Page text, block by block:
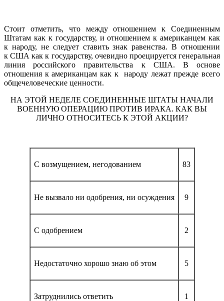
Стоит отметить, что между отношением к Соединенным
Штатам как к государству, и отношением к американцем как
к народу, не следует ставить знак равенства. В отношении
к США как к государству, очевидно проецируется генеральная
линия российского правительства к США. В основе
отношения к американцам как к народу лежат прежде всего
общечеловеческие ценности.
НА ЭТОЙ НЕДЕЛЕ СОЕДИНЕННЫЕ ШТАТЫ НАЧАЛИ
ВОЕННУЮ ОПЕРАЦИЮ ПРОТИВ ИРАКА. КАК ВЫ
ЛИЧНО ОТНОСИТЕСЬ К ЭТОЙ АКЦИИ?
С возмущением, негодованием 83
Не вызвало ни одобрения, ни осуждения 9
С одобрением 2
Недостаточно хорошо знаю об этом 5
Затруднились ответить 1